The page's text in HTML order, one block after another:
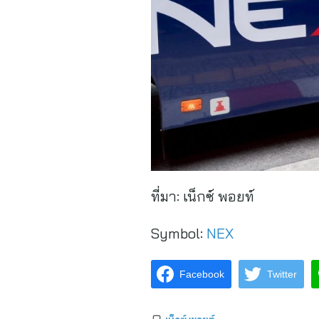
ที่มา: เน็กซ์ พอยท์
Symbol: NEX
Facebook Twitter